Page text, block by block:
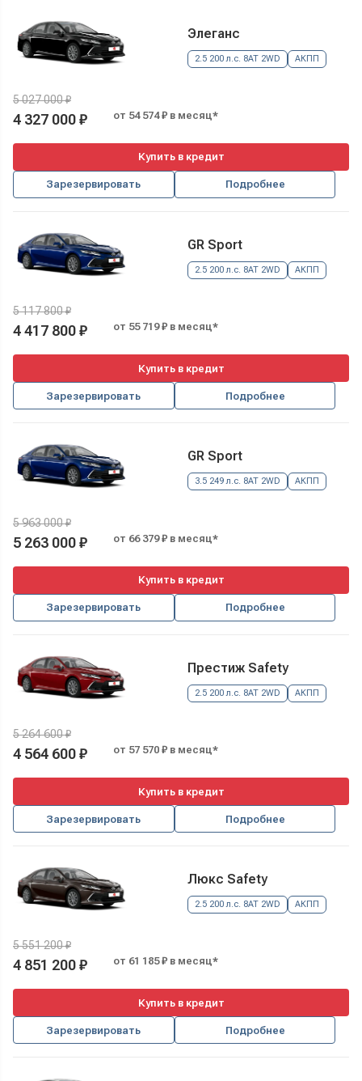
Элеганс
2.5 200 л.с. 8AT 2WD АКПП
5 027 000 ₽
4 327 000 ₽ от 54 574 ₽ в месяц*
Купить в кредит
Зарезервировать Подробнее
GR Sport
2.5 200 л.с. 8AT 2WD АКПП
5 117 800 ₽
4 417 800 ₽ от 55 719 ₽ в месяц*
Купить в кредит
Зарезервировать Подробнее
GR Sport
3.5 249 л.с. 8AT 2WD АКПП
5 963 000 ₽
5 263 000 ₽ от 66 379 ₽ в месяц*
Купить в кредит
Зарезервировать Подробнее
Престиж Safety
2.5 200 л.с. 8AT 2WD АКПП
5 264 600 ₽
4 564 600 ₽ от 57 570 ₽ в месяц*
Купить в кредит
Зарезервировать Подробнее
Люкс Safety
2.5 200 л.с. 8AT 2WD АКПП
5 551 200 ₽
4 851 200 ₽ от 61 185 ₽ в месяц*
Купить в кредит
Зарезервировать Подробнее